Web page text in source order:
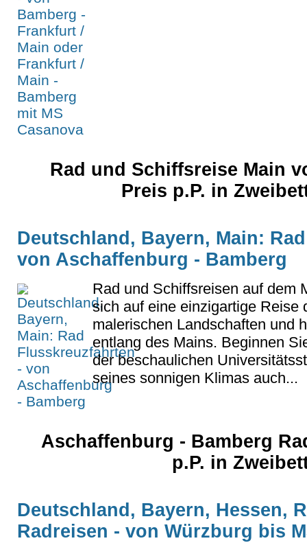
Rad und Schiffsreise Main
Preis p.P. in
Deutschland, Bayern, Main:
von Aschaffenburg - Bamberg
Rad und Schiffsreisen auf dem
sich auf eine einzigartige Reise
malerischen Landschaften und
entlang des Mains. Beginnen
der beschaulichen
seines sonnigen Klimas auch...
Aschaffenburg - Bamberg
p.P. in
Deutschland, Bayern, Hessen,
Radreisen - von Würzburg bis